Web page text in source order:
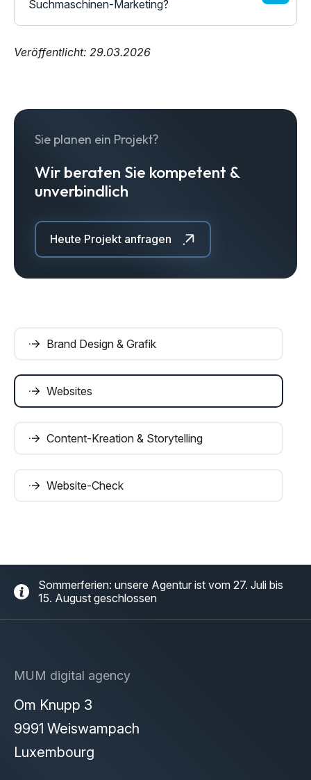
Suchmaschinen-Marketing?
Veröffentlicht: 29.03.2026
Sie planen ein Projekt?
Wir beraten Sie kompetent &
unverbindlich
Heute Projekt anfragen
Brand Design & Grafik
Websites
Content-Kreation & Storytelling
Website-Check
Sommerferien: unsere Agentur ist vom 27. Juli bis
15. August geschlossen
MUM digital agency
Om Knupp 3
9991 Weiswampach
Luxembourg